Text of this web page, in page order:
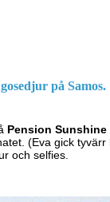
på Samos.
Pension Sunshine
(Eva gick
och selfies.